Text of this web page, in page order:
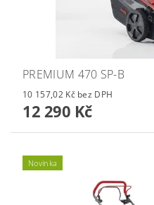
PREMIUM 470 SP-B
10 157,02 Kč bez DPH
12 290 Kč
Novinka